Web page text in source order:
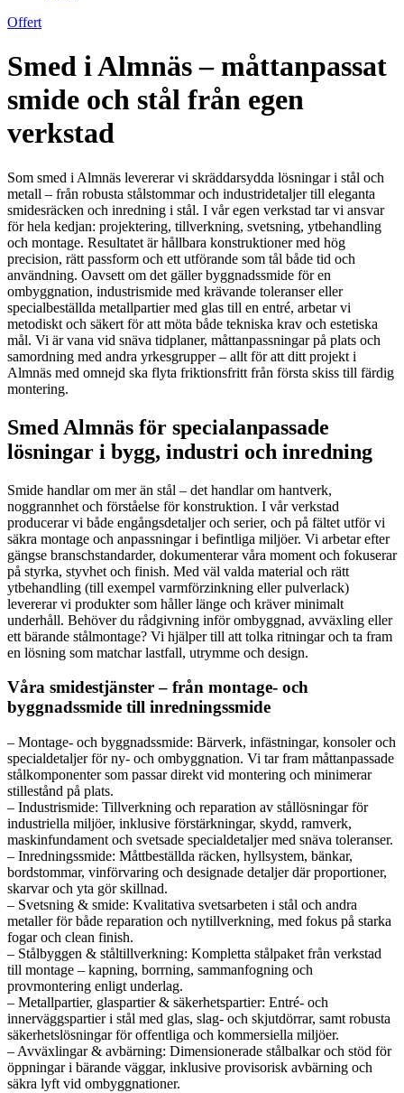
Offert
Smed i Almnäs – måttanpassat
smide och stål från egen
verkstad
Som smed i Almnäs levererar vi skräddarsydda lösningar i stål och
metall – från robusta stålstommar och industridetaljer till eleganta
smidesräcken och inredning i stål. I vår egen verkstad tar vi ansvar
för hela kedjan: projektering, tillverkning, svetsning, ytbehandling
och montage. Resultatet är hållbara konstruktioner med hög
precision, rätt passform och ett utförande som tål både tid och
användning. Oavsett om det gäller byggnadssmide för en
ombyggnation, industrismide med krävande toleranser eller
specialbeställda metallpartier med glas till en entré, arbetar vi
metodiskt och säkert för att möta både tekniska krav och estetiska
mål. Vi är vana vid snäva tidplaner, måttanpassningar på plats och
samordning med andra yrkesgrupper – allt för att ditt projekt i
Almnäs med omnejd ska flyta friktionsfritt från första skiss till färdig
montering.
Smed Almnäs för specialanpassade
lösningar i bygg, industri och inredning
Smide handlar om mer än stål – det handlar om hantverk,
noggrannhet och förståelse för konstruktion. I vår verkstad
producerar vi både engångsdetaljer och serier, och på fältet utför vi
säkra montage och anpassningar i befintliga miljöer. Vi arbetar efter
gängse branschstandarder, dokumenterar våra moment och fokuserar
på styrka, styvhet och finish. Med väl valda material och rätt
ytbehandling (till exempel varmförzinkning eller pulverlack)
levererar vi produkter som håller länge och kräver minimalt
underhåll. Behöver du rådgivning inför ombyggnad, avväxling eller
ett bärande stålmontage? Vi hjälper till att tolka ritningar och ta fram
en lösning som matchar lastfall, utrymme och design.
Våra smidestjänster – från montage- och
byggnadssmide till inredningssmide
– Montage- och byggnadssmide: Bärverk, infästningar, konsoler och
specialdetaljer för ny- och ombyggnation. Vi tar fram måttanpassade
stålkomponenter som passar direkt vid montering och minimerar
stillestånd på plats.
– Industrismide: Tillverkning och reparation av stållösningar för
industriella miljöer, inklusive förstärkningar, skydd, ramverk,
maskinfundament och svetsade specialdetaljer med snäva toleranser.
– Inredningssmide: Måttbeställda räcken, hyllsystem, bänkar,
bordstommar, vinförvaring och designade detaljer där proportioner,
skarvar och yta gör skillnad.
– Svetsning & smide: Kvalitativa svetsarbeten i stål och andra
metaller för både reparation och nytillverkning, med fokus på starka
fogar och clean finish.
– Stålbyggen & ståltillverkning: Kompletta stålpaket från verkstad
till montage – kapning, borrning, sammanfogning och
provmontering enligt underlag.
– Metallpartier, glaspartier & säkerhetspartier: Entré- och
innerväggspartier i stål med glas, slag- och skjutdörrar, samt robusta
säkerhetslösningar för offentliga och kommersiella miljöer.
– Avväxlingar & avbärning: Dimensionerade stålbalkar och stöd för
öppningar i bärande väggar, inklusive provisorisk avbärning och
säkra lyft vid ombyggnationer.